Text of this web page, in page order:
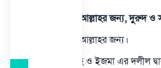
সমস্ত প্রশংসা আল্লাহর জন্য, দুরুদ
সমস্ত প্রশংসা আল্লাহর জন্য।
ক্বুরআন, সুন্নাহ ও ইজমা এর দলীল